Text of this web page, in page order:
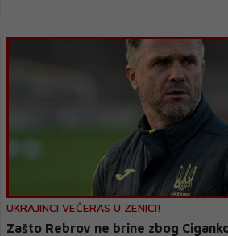
UKRAJINCI VEČERAS U ZENICI!
Zašto Rebrov ne brine zbog